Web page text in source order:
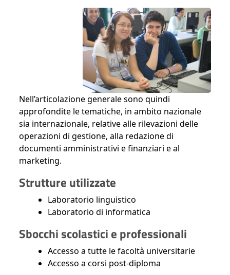
Nell’articolazione generale sono quindi
approfondite le tematiche, in ambito nazionale
sia internazionale, relative alle rilevazioni delle
operazioni di gestione, alla redazione di
documenti amministrativi e finanziari e al
marketing.
Strutture utilizzate
Laboratorio linguistico
Laboratorio di informatica
Sbocchi scolastici e professionali
Accesso a tutte le facoltà universitarie
Accesso a corsi post-diploma